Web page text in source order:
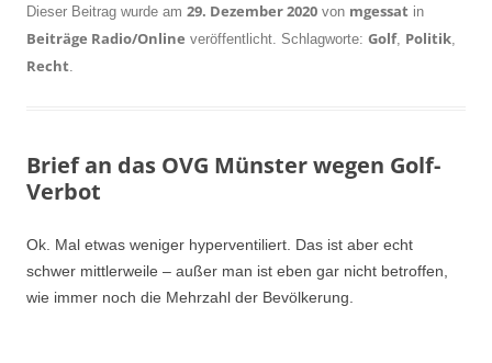
Dieser Beitrag wurde am 29. Dezember 2020 von mgessat in
Beiträge Radio/Online veröffentlicht. Schlagworte: Golf, Politik,
Recht.
Brief an das OVG Münster wegen Golf-
Verbot
Ok. Mal etwas weniger hyperventiliert. Das ist aber echt
schwer mittlerweile – außer man ist eben gar nicht betroffen,
wie immer noch die Mehrzahl der Bevölkerung.